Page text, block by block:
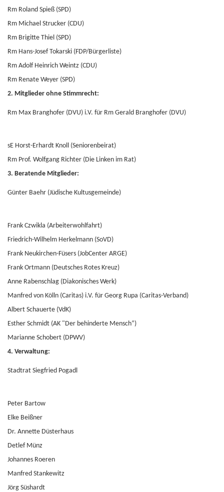
Rm Roland Spieß (SPD)
Rm Michael Strucker (CDU)
Rm Brigitte Thiel (SPD)
Rm Hans-Josef Tokarski (FDP/Bürgerliste)
Rm Adolf Heinrich Weintz (CDU)
Rm Renate Weyer (SPD)
2. Mitglieder ohne Stimmrecht:
Rm Max Branghofer (DVU) i.V. für Rm Gerald Branghofer (DVU)
sE Horst-Erhardt Knoll (Seniorenbeirat)
Rm Prof. Wolfgang Richter (Die Linken im Rat)
3. Beratende Mitglieder:
Günter Baehr (Jüdische Kultusgemeinde)
Frank Czwikla (Arbeiterwohlfahrt)
Friedrich-Wilhelm Herkelmann (SoVD)
Frank Neukirchen-Füsers (JobCenter ARGE)
Frank Ortmann (Deutsches Rotes Kreuz)
Anne Rabenschlag (Diakonisches Werk)
Manfred von Kölln (Caritas) i.V. für Georg Rupa (Caritas-Verband)
Albert Schauerte (VdK)
Esther Schmidt (AK "Der behinderte Mensch“)
Marianne Schobert (DPWV)
4. Verwaltung:
Stadtrat Siegfried Pogadl
Peter Bartow
Elke Beißner
Dr. Annette Düsterhaus
Detlef Münz
Johannes Roeren
Manfred Stankewitz
Jörg Süshardt